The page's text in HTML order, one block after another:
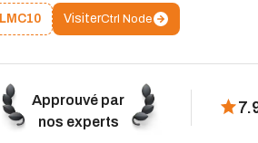
LMC10 VisiterCtrl Node
Approuvé par
nos experts